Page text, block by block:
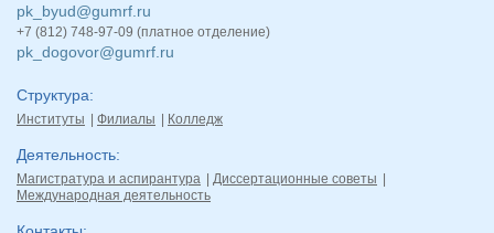
pk_byud@gumrf.ru
+7 (812) 748-97-09 (платное отделение)
pk_dogovor@gumrf.ru
Структура
Институты Филиалы Колледж
Деятельность
Магистратура и аспирантура
Диссертационные советы
Международная деятельность